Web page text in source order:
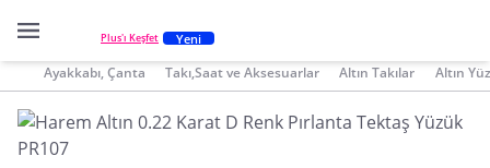
Plus'ı Keşfet Yeni
Ayakkabı, Çanta Takı,Saat ve Aksesuarlar Altın Takılar Altın